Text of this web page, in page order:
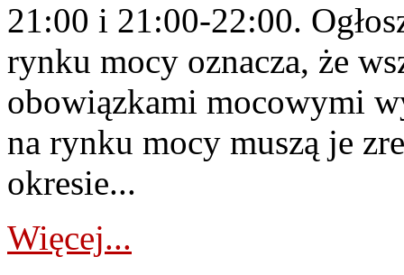
21:00 i 21:00-22:00.
rynku mocy oznacza, że
obowiązkami mocowymi
na rynku mocy muszą je
okresie...
Więcej...